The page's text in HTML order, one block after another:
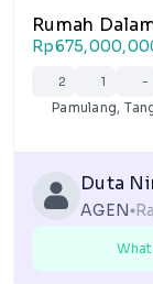
Rumah
2 1 -
Pamulang,
Duta
AGEN lens